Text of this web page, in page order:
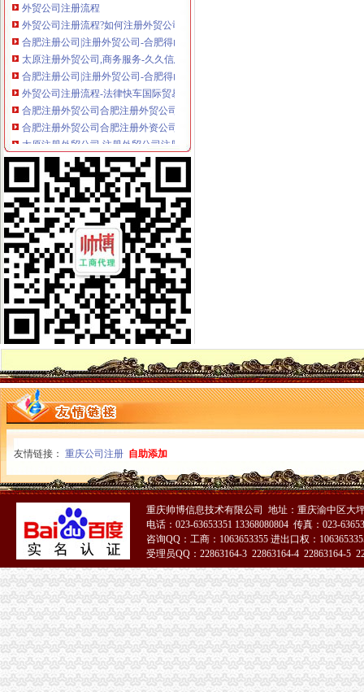
外贸公司注册流程?如何注册外贸公司?_智付-dinpay_新浪博客
合肥注册公司|注册外贸公司-合肥得山财务咨询有限公司
太原注册外贸公司,商务服务-久久信息网
合肥注册公司|注册外贸公司-合肥得山财务咨询有限公司
外贸公司注册流程-法律快车国际贸易法
合肥注册外贸公司合肥注册外贸公司优势
合肥注册外贸公司合肥注册外资公司地址
太原注册外贸公司,注册外贸公司注册资金有什么要求-太原58同城
外贸公司注册香港公司后如何运作_搜狐财经_搜狐网
上海外贸公司注册费用与注册流程_法律知识-法律咨询上中顾法律网
外贸公司注册资本需要多少-商务服务-互动百科
创业者注册外贸公司的优势-生活服务-广州妈妈论坛
外贸公司注册,北京注册外贸公司—在线播放—优酷网,高清在线
注册外贸公司-注册进出口公司-进出口权申请-外贸代理记账-代理出口退
怎样注册外贸公司【今日推荐网-郑州工商/税务/财务】
成都注册外贸公司需要考虑哪些问题？-商务服务
如何注册外贸公司-外贸公司注册流程与条件
[理论研讨]有注册外贸公司经验的吗？请给点建议_创业家园_天涯论坛_
【外贸公司注册,上海外贸公司注册】厂家,价格,图片_上海好品商
自贸区注册外贸公司条件及费用-商务服务-人民铁道网
武汉外贸公司注册【价格,品牌,供应商】-中国制造网,武汉网通知
注册外贸公司的条件与要求_创业家园_天涯论坛_天涯社区
在上海个人注册外贸公司-上海注册公司网
注册外贸公司、香港公司注册、商标注册_财务会计_商贸服务网络服
外贸公司怎么注册,外贸公司注册流程-法律知识大全|律师365(.
请问大家为什么不直接注册外贸公司,而注册离案公司呢？（页1）-
供应海贸易公司办理,上海办理进出口贸易,办理注册外贸公司-企汇网
瑞丰德永外贸企业注册离岸公司是对外贸易便利途径_搜狐财经_搜狐网
外贸公司注册价格|外贸公司注册型号规格
武汉外贸公司注册【价格,品牌,供应商】-中国制造网,武汉网通知
[注册外贸公司]北京注册外贸公司
注册外贸公司离岸公司注册银行业务-东莞58同城
注册外贸公司_上海誉胜注册公司1
注册外贸公司、离岸公司注册、银行业务-广州58同城
观音岩注册外贸公司
太原注册外贸公司,注册外贸公司注册资金有什么要求-太原58同城
纤芝服饰有限公司|纤芝服饰有限公司网站
【58同城】重庆重庆周边奉节外资公司注册_外资企业注册_代理外资公
重庆市万州区龙宝建筑公司明镜工程处-城市吧街景地图
【58同城】重庆重庆周边其它外资公司注册_外资企业注册_代理外资公
友情链接： 重庆公司注册 自助添加
重庆帅博信息技术有限公司 地址：重庆渝中区大
电话：023-63653351 13368080804 传真：023-
咨询QQ：工商：1063653355 进出口权：
受理员QQ：22863164-3 22863164-4 22863164-5
51La